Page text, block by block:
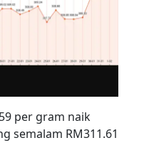
per gram naik
semalam RM311.61